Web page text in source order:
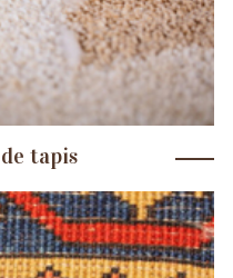
tapis